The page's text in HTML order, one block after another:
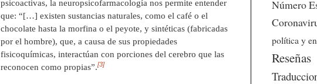
psicoactivas, la neuropsicofarmacología nos permite entender
que: “[…] existen sustancias naturales, como el café o el
chocolate hasta la morfina o el peyote, y sintéticas (fabricadas
por el hombre), que, a causa de sus propiedades
fisicoquímicas, interactúan con porciones del cerebro que las
reconocen como propias”.[3]
Número
política y
Reseñas